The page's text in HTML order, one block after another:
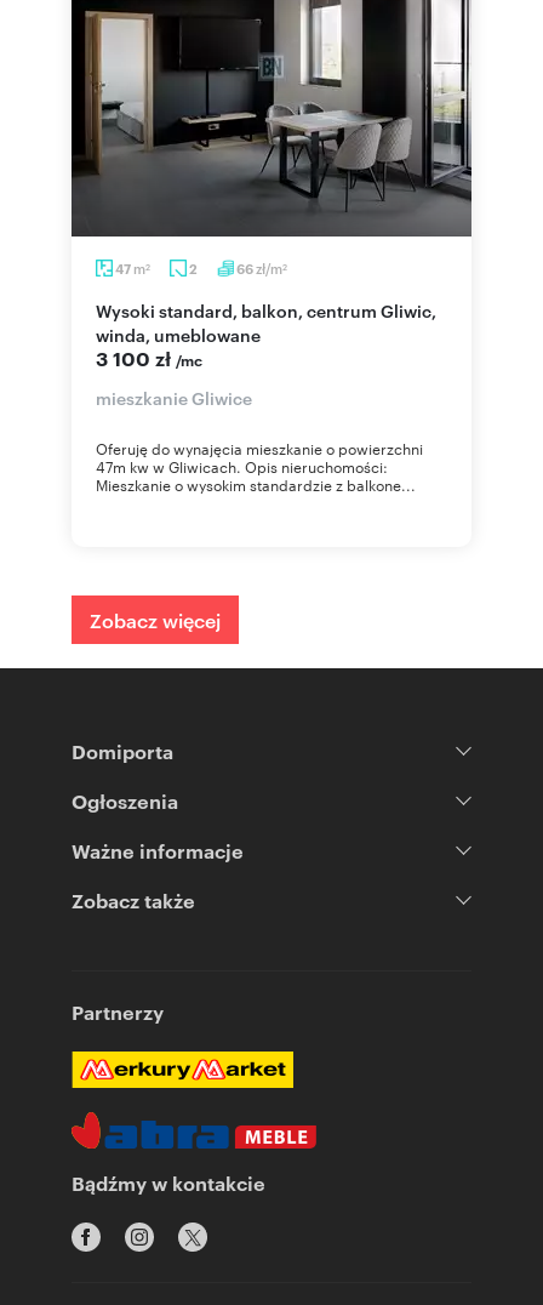
47 m2 2 66zł/m2
Wysoki standard, balkon, centrum Gliwic,
winda, umeblowane
3 100 zł /mc
mieszkanie Gliwice
Oferuję do wynajęcia mieszkanie o powierzchni
47m kw w Gliwicach. Opis nieruchomości:
Mieszkanie o wysokim standardzie z balkone...
Zobacz więcej
Domiporta
Ogłoszenia
Ważne informacje
Zobacz także
Partnerzy
Bądźmy w kontakcie